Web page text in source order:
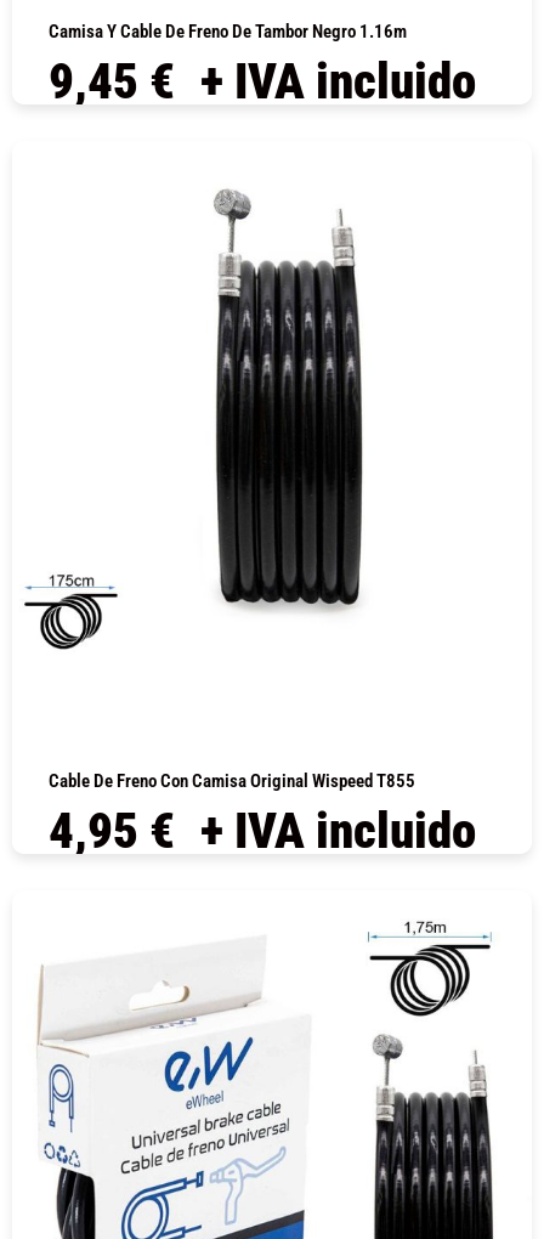
Camisa Y Cable De Freno De Tambor Negro 1.16m
9,45 € + IVA incluido
Cable De Freno Con Camisa Original Wispeed T855
4,95 € + IVA incluido